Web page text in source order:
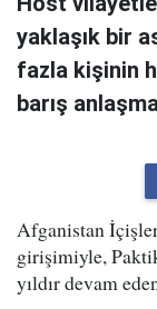
yaklaşık bir
fazla kişinin
barış
Afganistan
girişimiyle,
yıldır devam